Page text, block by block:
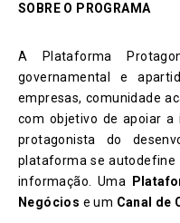
SOBRE O PROGRAMA
A Plataforma
governamental e
empresas, comunidade
com objetivo de apoiar a
protagonista do
plataforma se autodefine
informação. Uma
Negócios e um Canal de